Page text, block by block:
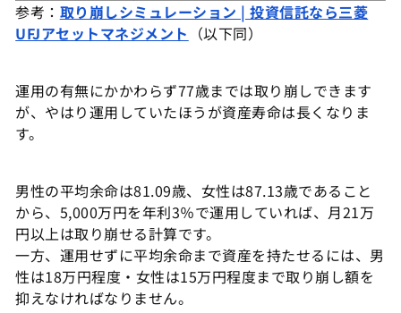
参考： 取り崩しシミュレーション | 投資信託なら三菱
UFJアセットマネジメント （以下同）
運用の有無にかかわらず77歳までは取り崩しできます
が、やはり運用していたほうが資産寿命は長くなりま
す。
男性の平均余命は81.09歳、女性は87.13歳であること
から、5,000万円を年利3％で運用していれば、月21万
円以上は取り崩せる計算です。
一方、運用せずに平均余命まで資産を持たせるには、男
性は18万円程度・女性は15万円程度まで取り崩し額を
抑えなければなりません。